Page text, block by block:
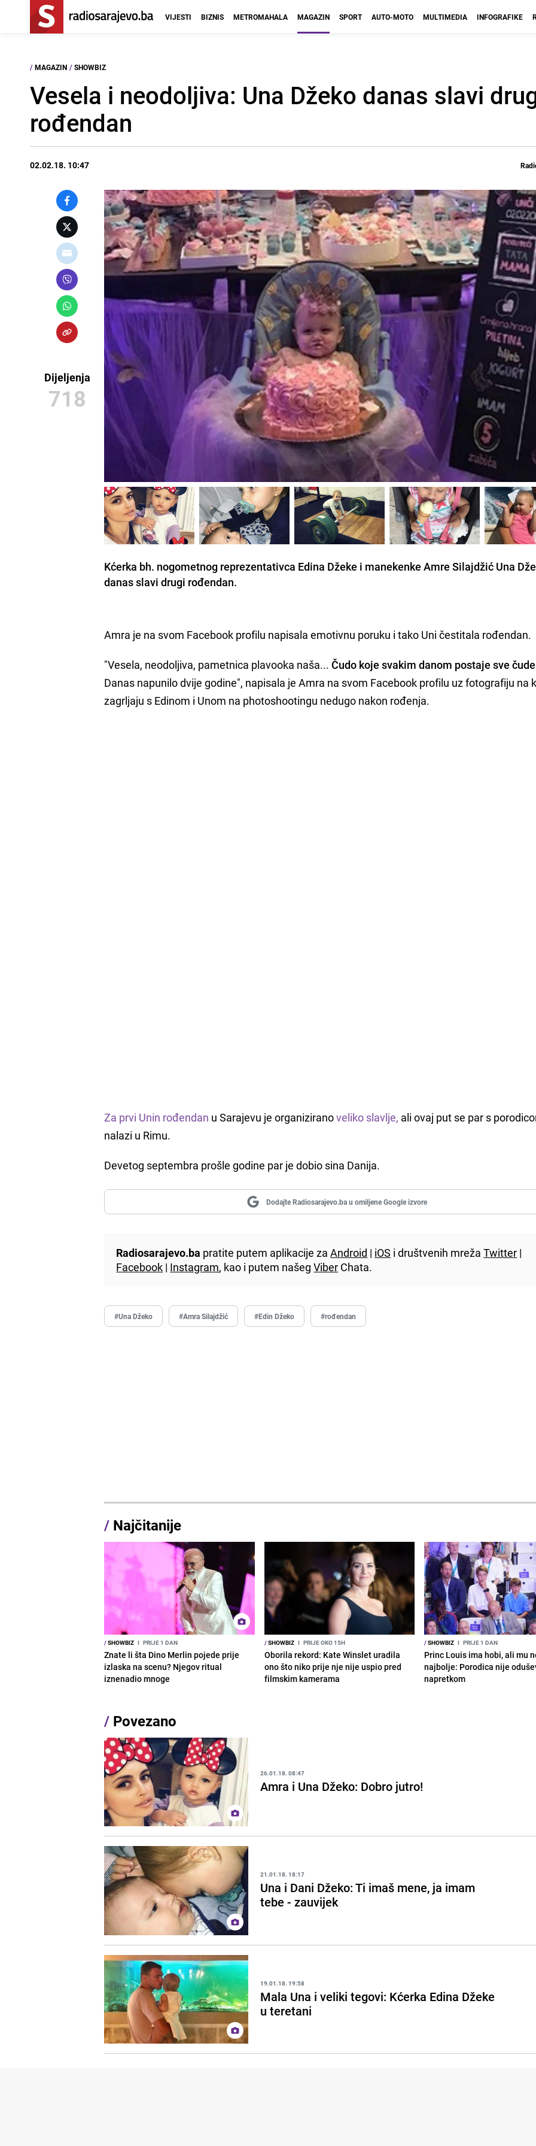
VIJESTI BIZNIS METROMAHALA MAGAZIN SPORT AUTO-MOTO MULTIMEDIA INFOGRAFIKE
/ MAGAZIN / SHOWBIZ
Vesela i neodoljiva: Una Džeko danas slavi
rođendan
02.02.18. 10:47
Dijeljenja
718
Kćerka bh. nogometnog reprezentativca Edina Džeke i manekenke Amre Silajdžić Una
danas slavi drugi rođendan.
Amra je na svom Facebook profilu napisala emotivnu poruku i tako Uni čestitala rođendan.
"Vesela, neodoljiva, pametnica plavooka naša...Čudo koje svakim danom postaje sve
Danas napunilo dvije godine", napisala je Amra na svom Facebook profilu uz fotografiju na
zagrljaju s Edinom i Unom na photoshootingu nedugo nakon rođenja.
Za prvi Unin rođendan u Sarajevu je organiziranoveliko slavlje, ali ovaj put se par s
nalazi u Rimu.
Devetog septembra prošle godine par je dobio sina Danija.
Dodajte Radiosarajevo.ba u omiljene Google izvore
Radiosarajevo.ba pratite putem aplikacije zaAndroid | iOS i društvenih mrežaTwitter |
Facebook | Instagram, kao i putem našegViber Chata.
#Una Džeko #Amra Silajdžić #Edin Džeko #rođendan
/ Najčitanije
/SHOWBIZ I PRIJE 1 DAN
Znate li šta Dino Merlin pojede prije
izlaska na scenu? Njegov ritual
iznenadio mnoge
/SHOWBIZ I PRIJE OKO 15H
Oborila rekord: Kate Winslet uradila
ono što niko prije nje nije uspio pred
filmskim kamerama
/SHOWBIZ I PRIJE 1 DAN
Princ Louis ima hobi, ali mu
najbolje: Porodica nije
napretkom
/ Povezano
26.01.18. 08:47
Amra i Una Džeko: Dobro jutro!
21.01.18. 18:17
Una i Dani Džeko: Ti imaš mene, ja imam
tebe - zauvijek
19.01.18. 19:58
Mala Una i veliki tegovi: Kćerka Edina Džeke
u teretani